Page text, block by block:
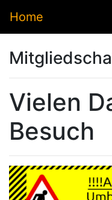
Home
Vielen
Besuch